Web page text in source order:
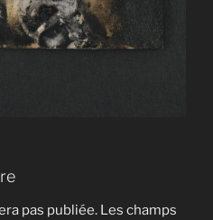
pas publiée. Les champs